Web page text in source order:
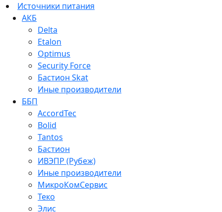
Источники питания
АКБ
Delta
Etalon
Optimus
Security Force
Бастион Skat
Иные производители
ББП
AccordTec
Bolid
Tantos
Бастион
ИВЭПР (Рубеж)
Иные производители
МикроКомСервис
Теко
Элис